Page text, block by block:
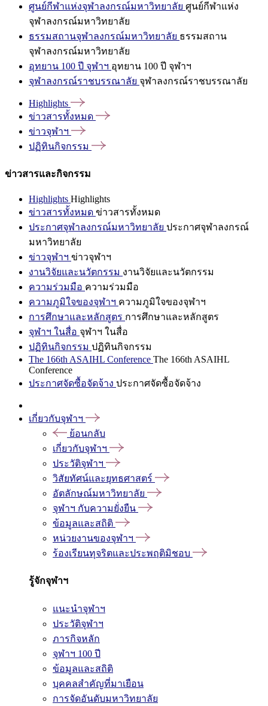
ศูนย์กีฬาแห่งจุฬาลงกรณ์มหาวิทยาลัย ศูนย์กีฬาแห่ง
จุฬาลงกรณ์มหาวิทยาลัย
ธรรมสถานจุฬาลงกรณ์มหาวิทยาลัย ธรรมสถาน
จุฬาลงกรณ์มหาวิทยาลัย
อุทยาน 100 ปี จุฬาฯ อุทยาน 100 ปี จุฬาฯ
จุฬาลงกรณ์ราชบรรณาลัย จุฬาลงกรณ์ราชบรรณาลัย
Highlights
ข่าวสารทั้งหมด
ข่าวจุฬาฯ
ปฏิทินกิจกรรม
ข่าวสารและกิจกรรม
Highlights Highlights
ข่าวสารทั้งหมด ข่าวสารทั้งหมด
ประกาศจุฬาลงกรณ์มหาวิทยาลัย ประกาศจุฬาลงกรณ์
มหาวิทยาลัย
ข่าวจุฬาฯ ข่าวจุฬาฯ
งานวิจัยและนวัตกรรม งานวิจัยและนวัตกรรม
ความร่วมมือ ความร่วมมือ
ความภูมิใจของจุฬาฯ ความภูมิใจของจุฬาฯ
การศึกษาและหลักสูตร การศึกษาและหลักสูตร
จุฬาฯ ในสื่อ จุฬาฯ ในสื่อ
ปฏิทินกิจกรรม ปฏิทินกิจกรรม
The 166th ASAIHL Conference The 166th ASAIHL
Conference
ประกาศจัดซื้อจัดจ้าง ประกาศจัดซื้อจัดจ้าง
เกี่ยวกับจุฬาฯ
ย้อนกลับ
เกี่ยวกับจุฬาฯ
ประวัติจุฬาฯ
วิสัยทัศน์และยุทธศาสตร์
อัตลักษณ์มหาวิทยาลัย
จุฬาฯ กับความยั่งยืน
ข้อมูลและสถิติ
หน่วยงานของจุฬาฯ
ร้องเรียนทุจริตและประพฤติมิชอบ
รู้จักจุฬาฯ
แนะนำจุฬาฯ
ประวัติจุฬาฯ
ภารกิจหลัก
จุฬาฯ 100 ปี
ข้อมูลและสถิติ
บุคคลสำคัญที่มาเยือน
การจัดอันดับมหาวิทยาลัย